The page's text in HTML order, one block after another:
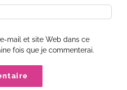
mail et site Web dans ce
fois que je commenterai.